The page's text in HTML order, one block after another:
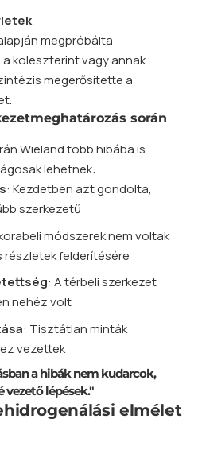
megpróbálta
koleszterint vagy annak
megerősítette a
során
Wieland több hibába is
lehetnek:
: Kezdetben azt gondolta,
szerkezetű
módszerek nem voltak
részletek felderítésére
: A térbeli szerkezet
nehéz volt
: Tisztátlan minták
vezettek
a hibák nem kudarcok,
vezető lépések."
elmélet